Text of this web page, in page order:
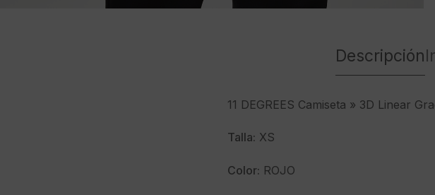
Descripción
11 DEGREES Camiseta » 3D Linear
Talla: XS
Color: ROJO